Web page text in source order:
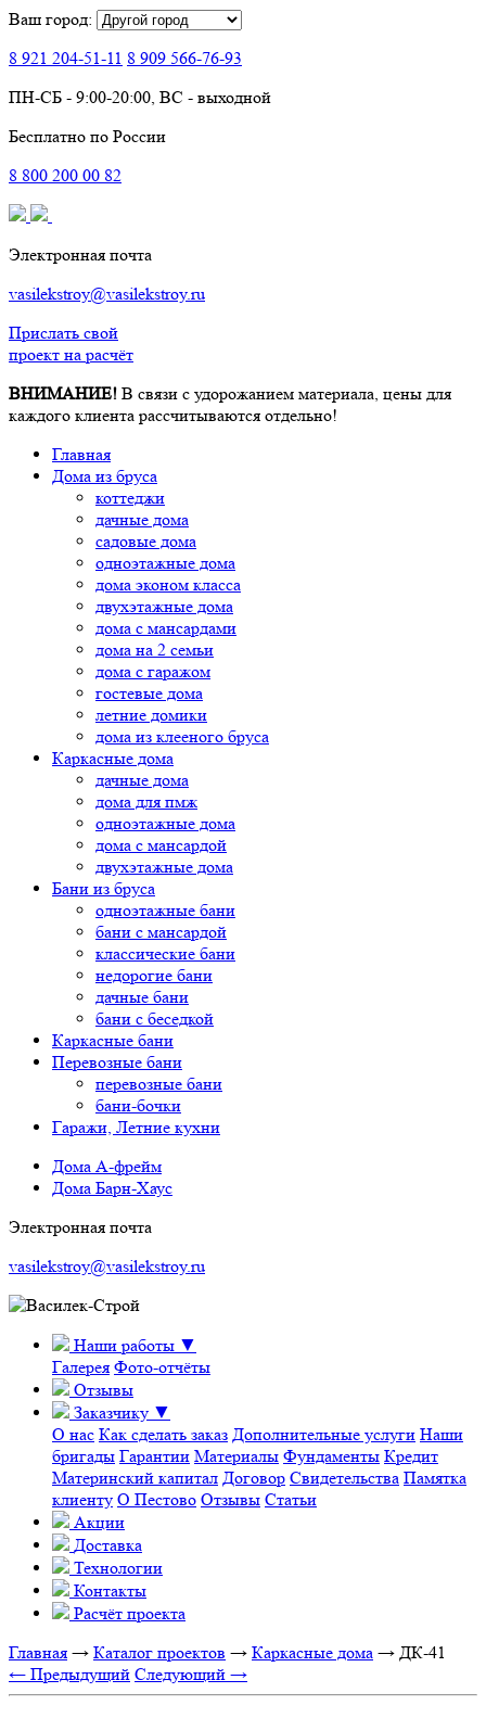
Ваш город:
8 921 204-51-11 8 909 566-76-93
ПН-СБ - 9:00-20:00, ВС - выходной
Бесплатно по России
8 800 200 00 82
Электронная почта
vasilekstroy@vasilekstroy.ru
Прислать свой
проект на расчёт
ВНИМАНИЕ! В связи с удорожанием материала, цены для
каждого клиента рассчитываются отдельно!
Главная
Дома из бруса
коттеджи
дачные дома
садовые дома
одноэтажные дома
дома эконом класса
двухэтажные дома
дома с мансардами
дома на 2 семьи
дома с гаражом
гостевые дома
летние домики
дома из клееного бруса
Каркасные дома
дачные дома
дома для пмж
одноэтажные дома
дома с мансардой
двухэтажные дома
Бани из бруса
одноэтажные бани
бани с мансардой
классические бани
недорогие бани
дачные бани
бани с беседкой
Каркасные бани
Перевозные бани
перевозные бани
бани-бочки
Гаражи, Летние кухни
Дома А-фрейм
Дома Барн-Хаус
Электронная почта
vasilekstroy@vasilekstroy.ru
Наши работы ▼
Галерея Фото-отчёты
Отзывы
Заказчику ▼
О нас Как сделать заказ Дополнительные услуги Наши
бригады Гарантии Материалы Фундаменты Кредит
Материнский капитал Договор Свидетельства Памятка
клиенту О Пестово Отзывы Статьи
Акции
Доставка
Технологии
Контакты
Расчёт проекта
Главная → Каталог проектов → Каркасные дома → ДК-41
← Предыдущий Следующий →